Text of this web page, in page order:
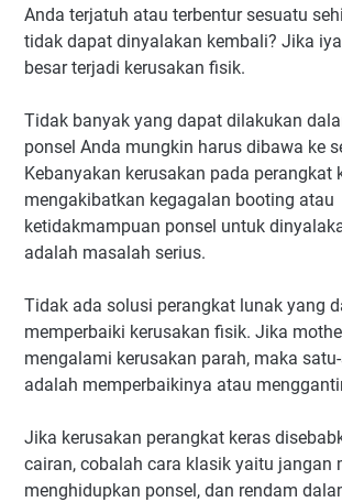
Anda terjatuh atau terbentur sesuatu
tidak dapat dinyalakan kembali? Jika
besar terjadi kerusakan fisik.
Tidak banyak yang dapat dilakukan
ponsel Anda mungkin harus dibawa ke
Kebanyakan kerusakan pada perangkat
mengakibatkan kegagalan booting atau
ketidakmampuan ponsel untuk
adalah masalah serius.
Tidak ada solusi perangkat lunak yang
memperbaiki kerusakan fisik. Jika
mengalami kerusakan parah, maka
adalah memperbaikinya atau
Jika kerusakan perangkat keras
cairan, cobalah cara klasik yaitu jangan
menghidupkan ponsel, dan rendam